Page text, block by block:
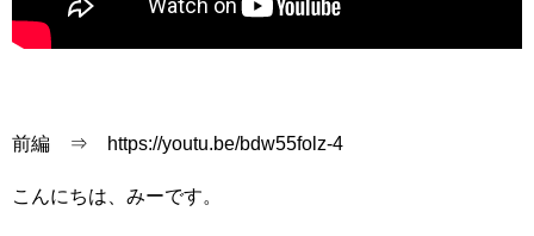
前編 ⇒ https://youtu.be/bdw55folz-4
こんにちは、みーです。